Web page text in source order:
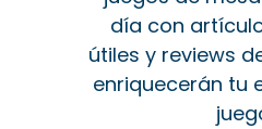
día con
útiles y reviews
enriquecerán tu